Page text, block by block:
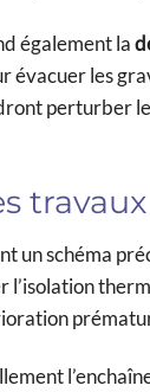
également la
évacuer les
perturber
un schéma